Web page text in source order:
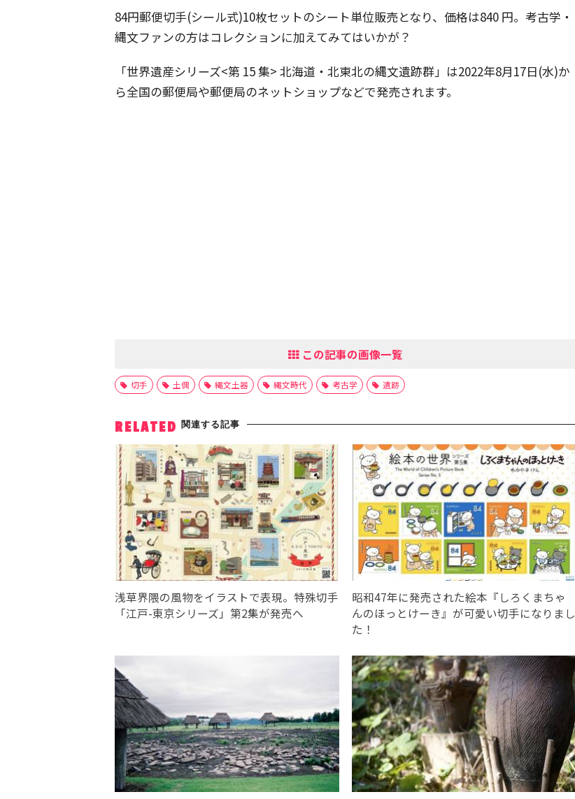
84円郵便切手(シール式)10枚セットのシート単位販売となり、価格は840 円。考古学・
縄文ファンの方はコレクションに加えてみてはいかが？
「世界遺産シリーズ<第 15 集> 北海道・北東北の縄文遺跡群」は2022年8月17日(水)か
ら全国の郵便局や郵便局のネットショップなどで発売されます。
この記事の画像一覧
切手 土偶 縄文土器 縄文時代 考古学 遺跡
RELATED 関連する記事
浅草界隈の風物をイラストで表現。特殊切手
「江戸-東京シリーズ」第2集が発売へ
昭和47年に発売された絵本『しろくまちゃ
んのほっとけーき』が可愛い切手になりまし
た！